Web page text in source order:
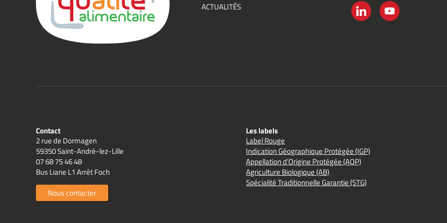
Qualité
ACTUALITÉS
Contact
2 rue de Dormagen
59350 Saint-André-lez-Lille
07 68 75 46 48
Bus Liane L1 Arrêt Foch
Nous contacter
Les labels
Label Rouge
Indication Géographique Protégée (IGP)
Appellation d’Origine Protégée (AOP)
Agriculture Biologique (AB)
Spécialité Traditionnelle Garantie (STG)